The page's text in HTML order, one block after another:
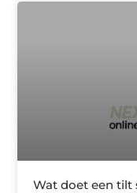
Wat doet een tilt